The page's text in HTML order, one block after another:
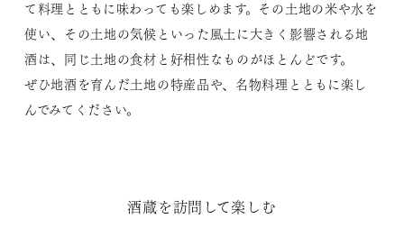
て料理とともに味わっても楽しめます。その土地の米や水を
使い、その土地の気候といった風土に大きく影響される地
酒は、同じ土地の食材と好相性なものがほとんどです。
ぜひ地酒を育んだ土地の特産品や、名物料理とともに楽し
んでみてください。
酒蔵を訪問して楽しむ